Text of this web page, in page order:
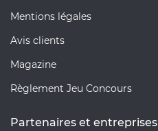
Mentions légales
Avis clients
Magazine
Règlement Jeu Concours
Partenaires et entreprises